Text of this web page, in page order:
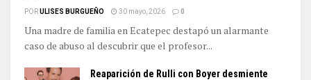
PORULISES BURGUEÑO 30 mayo, 2026 0
Una madre de familia en Ecatepec destapó un alarmante
caso de abuso al descubrir que el profesor...
Reaparición de Rulli con Boyer desmiente